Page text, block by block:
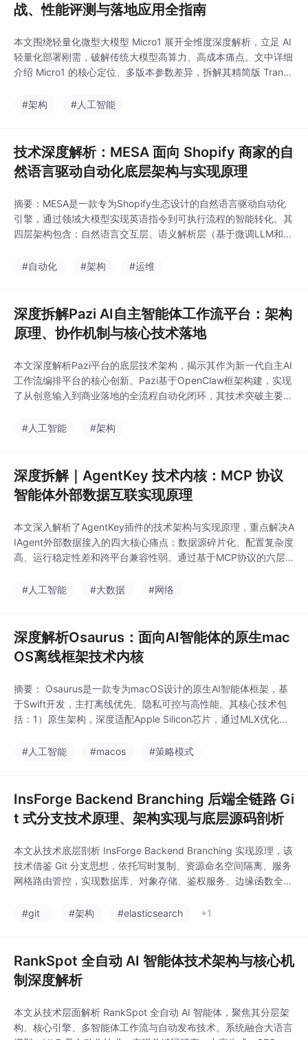
战、性能评测与落地应用全指南
本文围绕轻量化微型大模型 Micro1 展开全维度深度解析，立足 AI
轻量化部署刚需，破解传统大模型高算力、高成本痛点。文中详细
介绍 Micro1 的核心定位、多版本参数差异，拆解其精简版 Transf
本硬件适配要求，提供 Ollama、WebUI 等全平台部署教程，实测
#架构 #人工智能
技术深度解析：MESA 面向 Shopify 商家的自
然语言驱动自动化底层架构与实现原理
摘要：MESA是一款专为Shopify生态设计的自然语言驱动自动化
引擎，通过领域大模型实现英语指令到可执行流程的智能转化。其
四层架构包含：自然语言交互层、语义解析层（基于微调LLM和电
及标准化生态集成层（通过API网关对接Shopify及第三方工具）。
#自动化 #架构 #运维
深度拆解Pazi AI自主智能体工作流平台：架构
原理、协作机制与核心技术落地
本文深度解析Pazi平台的底层技术架构，揭示其作为新一代自主AI
工作流编排平台的核心创新。Pazi基于OpenClaw框架构建，实现
了从创意输入到商业落地的全流程自动化闭环，其技术突破主要体
试、运营等专业任务的精准分工与协同；2）创新事件驱动的动态
#人工智能 #架构
深度拆解｜AgentKey 技术内核：MCP 协议
智能体外部数据互联实现原理
本文深入解析了AgentKey插件的技术架构与实现原理，重点解决A
IAgent外部数据接入的四大核心痛点：数据源碎片化、配置复杂度
高、运行稳定性差和跨平台兼容性弱。通过基于MCP协议的六层
层、容错治理层、结果封装层），实现了"单命令部署、零配置运
#人工智能 #大数据 #网络
深度解析Osaurus：面向AI智能体的原生mac
OS离线框架技术内核
摘要： Osaurus是一款专为macOS设计的原生AI智能体框架，基
于Swift开发，主打离线优先、隐私可控与高性能。其核心技术包
括：1）原生架构，深度适配Apple Silicon芯片，通过MLX优化算
自主任务执行；3）分层记忆引擎，实现短时、中长期与永久记忆
#人工智能 #macos #策略模式
InsForge Backend Branching 后端全链路 Gi
t 式分支技术原理、架构实现与底层源码剖析
本文从技术底层剖析 InsForge Backend Branching 实现原理，该
技术借鉴 Git 分支思想，依托写时复制、资源命名空间隔离、服务
网格路由管控，实现数据库、对象存储、鉴权服务、边缘函数全组
件隔离方案，详述分支全生命周期管控、Agent 沙箱联动逻辑，结
#git #架构 #elasticsearch +1
RankSpot 全自动 AI 智能体技术架构与核心机
制深度解析
本文从技术层面解析 RankSpot 全自动 AI 智能体，聚焦其分层架
构、核心引擎、多智能体工作流与自动发布技术。系统融合大语言